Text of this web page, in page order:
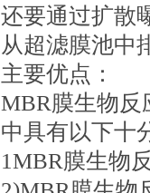
还要通过扩散
从超滤膜池中
主要优点：
MBR膜生物反
中具有以下十
1MBR膜生物